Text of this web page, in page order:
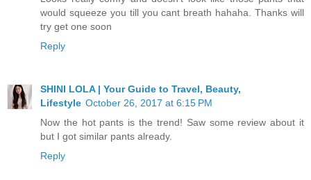
would squeeze you till you cant breath hahaha. Thanks will
try get one soon
Reply
SHINI LOLA | Your Guide to Travel, Beauty,
Lifestyle October 26, 2017 at 6:15 PM
Now the hot pants is the trend! Saw some review about it
but I got similar pants already.
Reply